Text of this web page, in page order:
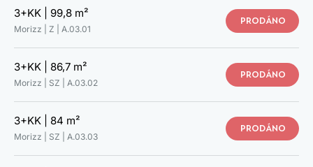
3+KK | 99,8 m²
Morizz | Z | A.03.01
PRODÁNO
3+KK | 86,7 m²
Morizz | SZ | A.03.02
PRODÁNO
3+KK | 84 m²
Morizz | SZ | A.03.03
PRODÁNO